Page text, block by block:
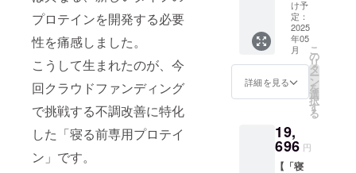
プロテインを開発する必要
性を痛感しました。
こうして生まれたのが、今
回クラウドファンディング
で挑戦する不調改善に特化
した「寝る前専用プロテイ
ン」です。
※ニック
ネーム
での掲
載も可
能で
す。 ※
掲載す
必ずご
記入く
ださ
い。 ※
プロテ
イン」
を1kgお
送りさ
せてい
ただき
ます。
※送料込
値段で
す。
け予
定：
2025
年05
月
詳細を見る
こ
の
リ
タ
ー
ン
を
選
択
す
る
19,
696 円
【「寝